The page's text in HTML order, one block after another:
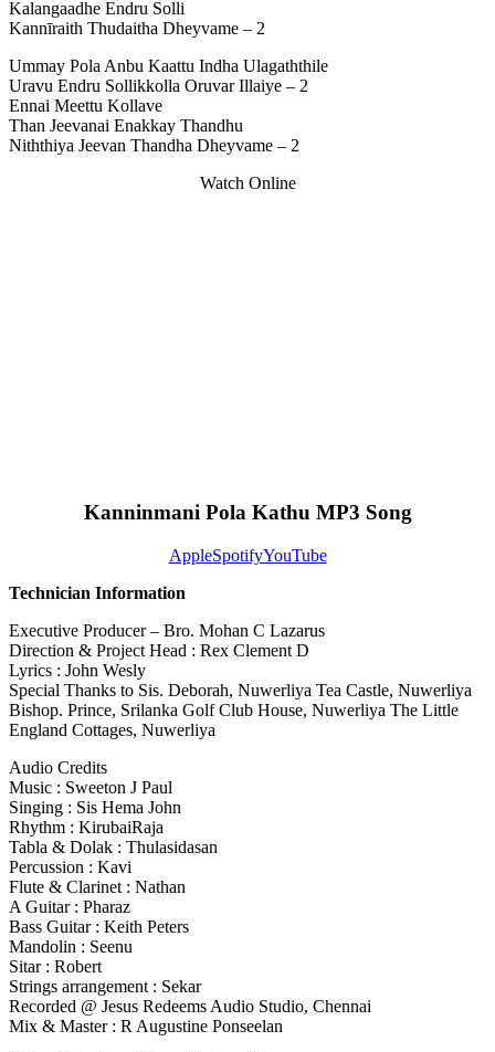
Kalangaadhe Endru Solli
Kannīraith Thudaitha Dheyvame – 2
Ummay Pola Anbu Kaattu Indha Ulagaththile
Uravu Endru Sollikkolla Oruvar Illaiye – 2
Ennai Meettu Kollave
Than Jeevanai Enakkay Thandhu
Niththiya Jeevan Thandha Dheyvame – 2
Watch Online
Kanninmani Pola Kathu MP3 Song
AppleSpotifyYouTube
Technician Information
Executive Producer – Bro. Mohan C Lazarus
Direction & Project Head : Rex Clement D
Lyrics : John Wesly
Special Thanks to Sis. Deborah, Nuwerliya Tea Castle, Nuwerliya
Bishop. Prince, Srilanka Golf Club House, Nuwerliya The Little
England Cottages, Nuwerliya
Audio Credits
Music : Sweeton J Paul
Singing : Sis Hema John
Rhythm : KirubaiRaja
Tabla & Dolak : Thulasidasan
Percussion : Kavi
Flute & Clarinet : Nathan
A Guitar : Pharaz
Bass Guitar : Keith Peters
Mandolin : Seenu
Sitar : Robert
Strings arrangement : Sekar
Recorded @ Jesus Redeems Audio Studio, Chennai
Mix & Master : R Augustine Ponseelan